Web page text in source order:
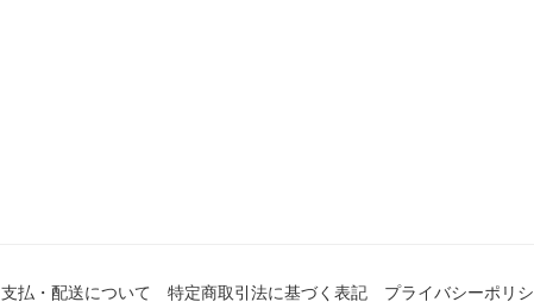
支払・配送について 特定商取引法に基づく表記 プライバシーポリ